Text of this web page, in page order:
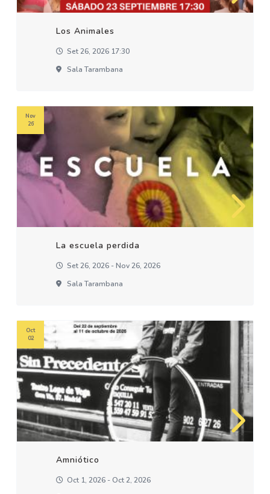
Los Animales
Set 26, 2026 17:30
Sala Tarambana
La escuela perdida
Set 26, 2026 - Nov 26, 2026
Sala Tarambana
Nov
26
Amniótico
Oct 1, 2026 - Oct 2, 2026
Oct
02